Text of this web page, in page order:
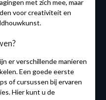
met zich mee, maar
voor creativiteit en
er verschillende manieren
Een goede eerste
of cursussen bij ervaren
Hier kunt u de